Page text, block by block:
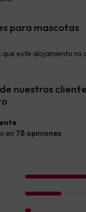
para mascotas
que este alojamiento no
nuestros
en 78 opiniones